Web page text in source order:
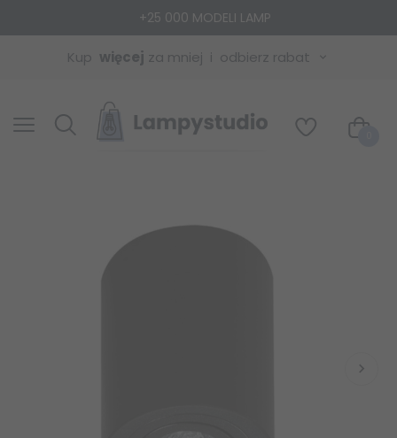
+25 000 MODELI LAMP
Kup więcej za mniej odbierz rabat